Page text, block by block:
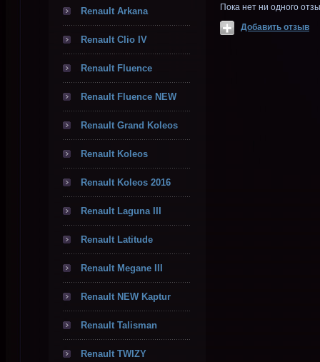
Renault Arkana
Renault Clio IV
Renault Fluence
Renault Fluence NEW
Renault Grand Koleos
Renault Koleos
Renault Koleos 2016
Renault Laguna III
Renault Latitude
Renault Megane III
Renault NEW Kaptur
Renault Talisman
Renault TWIZY
Пока нет ни одного
Добавить отзыв